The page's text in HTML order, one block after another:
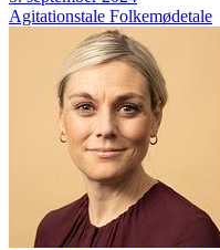
Agitationstale Folkemødetale